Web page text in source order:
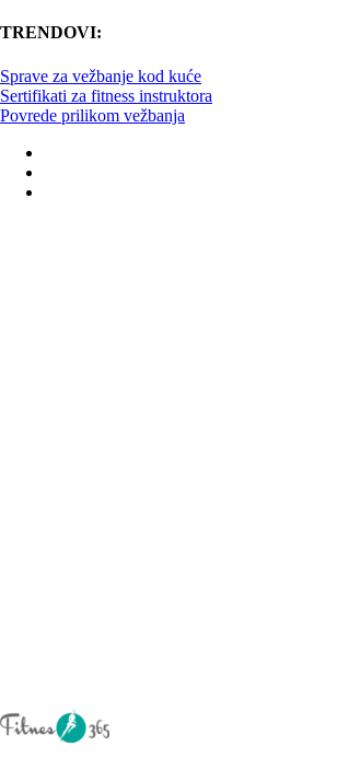
TRENDOVI:
Sprave za vežbanje kod kuće
Sertifikati za fitness instruktora
Povrede prilikom vežbanja